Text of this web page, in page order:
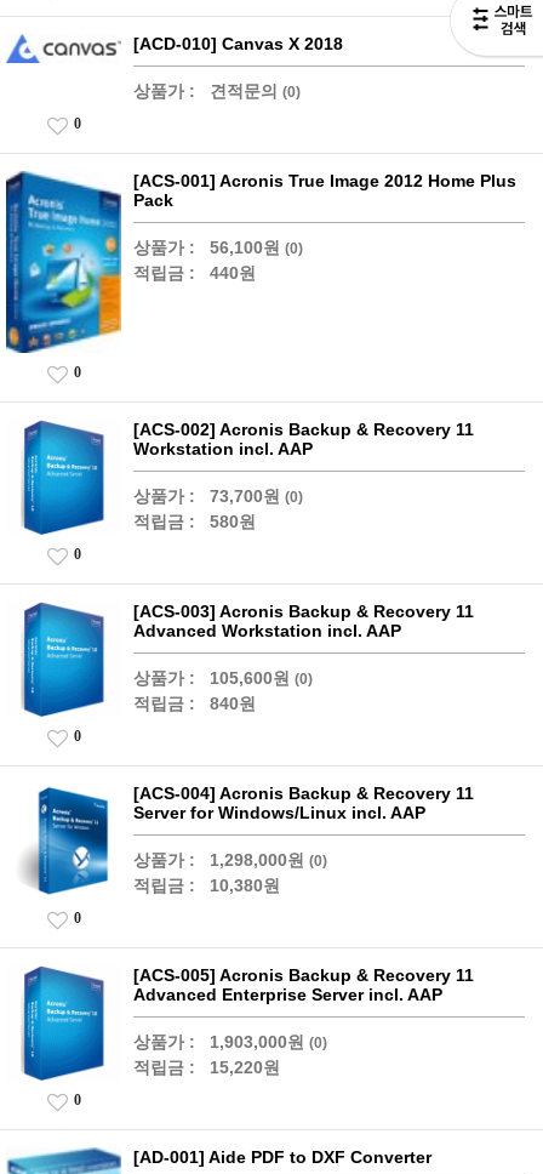
[ACD-010] Canvas X 2018
상품가 : 견적문의 (0)
0
[ACS-001] Acronis True Image 2012 Home Plus
Pack
상품가 : 56,100원 (0)
적립금 : 440원
0
[ACS-002] Acronis Backup & Recovery 11
Workstation incl. AAP
상품가 : 73,700원 (0)
적립금 : 580원
0
[ACS-003] Acronis Backup & Recovery 11
Advanced Workstation incl. AAP
상품가 : 105,600원 (0)
적립금 : 840원
0
[ACS-004] Acronis Backup & Recovery 11
Server for Windows/Linux incl. AAP
상품가 : 1,298,000원 (0)
적립금 : 10,380원
0
[ACS-005] Acronis Backup & Recovery 11
Advanced Enterprise Server incl. AAP
상품가 : 1,903,000원 (0)
적립금 : 15,220원
0
[AD-001] Aide PDF to DXF Converter